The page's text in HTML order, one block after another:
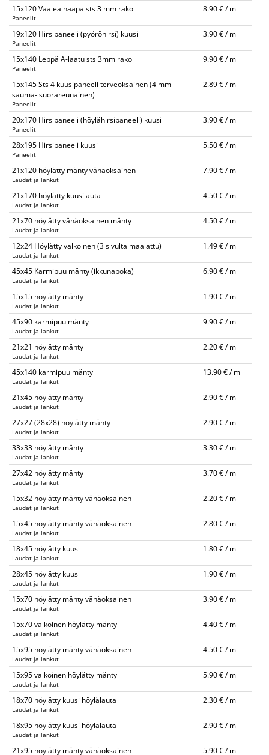
15x120 Vaalea haapa sts 3 mm rako
Paneelit
8.90 € / m
19x120 Hirsipaneeli (pyöröhirsi) kuusi
Paneelit
3.90 € / m
15x140 Leppä A-laatu sts 3mm rako
Paneelit
9.90 € / m
15x145 Sts 4 kuusipaneeli terveoksainen (4 mm
sauma- suorareunainen)
Paneelit
2.89 € / m
20x170 Hirsipaneeli (höylähirsipaneeli) kuusi
Paneelit
3.90 € / m
28x195 Hirsipaneeli kuusi
Paneelit
5.50 € / m
21x120 höylätty mänty vähäoksainen
Laudat ja lankut
7.90 € / m
21x170 höylätty kuusilauta
Laudat ja lankut
4.50 € / m
21x70 höylätty vähäoksainen mänty
Laudat ja lankut
4.50 € / m
12x24 Höylätty valkoinen (3 sivulta maalattu)
Laudat ja lankut
1.49 € / m
45x45 Karmipuu mänty (ikkunapoka)
Laudat ja lankut
6.90 € / m
15x15 höylätty mänty
Laudat ja lankut
1.90 € / m
45x90 karmipuu mänty
Laudat ja lankut
9.90 € / m
21x21 höylätty mänty
Laudat ja lankut
2.20 € / m
45x140 karmipuu mänty
Laudat ja lankut
13.90 € / m
21x45 höylätty mänty
Laudat ja lankut
2.90 € / m
27x27 (28x28) höylätty mänty
Laudat ja lankut
2.90 € / m
33x33 höylätty mänty
Laudat ja lankut
3.30 € / m
27x42 höylätty mänty
Laudat ja lankut
3.70 € / m
15x32 höylätty mänty vähäoksainen
Laudat ja lankut
2.20 € / m
15x45 höylätty mänty vähäoksainen
Laudat ja lankut
2.80 € / m
18x45 höylätty kuusi
Laudat ja lankut
1.80 € / m
28x45 höylätty kuusi
Laudat ja lankut
1.90 € / m
15x70 höylätty mänty vähäoksainen
Laudat ja lankut
3.90 € / m
15x70 valkoinen höylätty mänty
Laudat ja lankut
4.40 € / m
15x95 höylätty mänty vähäoksainen
Laudat ja lankut
4.50 € / m
15x95 valkoinen höylätty mänty
Laudat ja lankut
5.90 € / m
18x70 höylätty kuusi höylälauta
Laudat ja lankut
2.30 € / m
18x95 höylätty kuusi höylälauta
Laudat ja lankut
2.90 € / m
21x95 höylätty mänty vähäoksainen 5.90 € / m